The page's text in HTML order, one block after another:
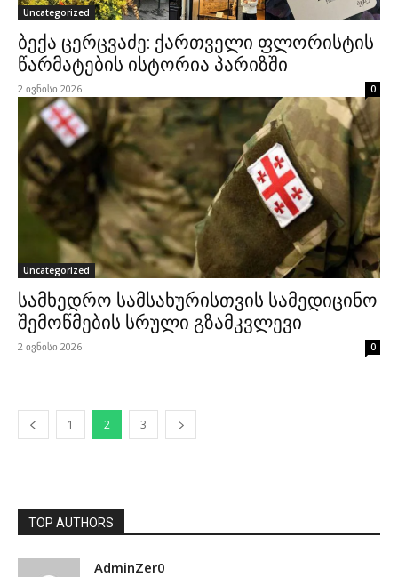
Uncategorized
ბექა ცერცვაძე: ქართველი ფლორისტის
წარმატების ისტორია პარიზში
2 ივნისი 2026 0
Uncategorized
სამხედრო სამსახურისთვის სამედიცინო
შემოწმების სრული გზამკვლევი
2 ივნისი 2026 0
1 2 3
TOP AUTHORS
AdminZer0